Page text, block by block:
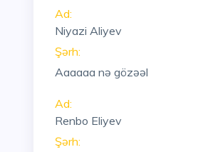
Ad:
Niyazi Aliyev
Şərh:
Aaaaaa nə gözəəl
Ad:
Renbo Eliyev
Şərh: